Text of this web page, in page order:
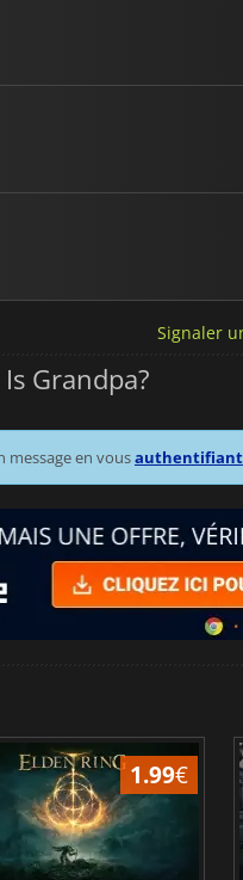
Signaler
Grandpa?
message en vousauthentifiant
1.99€